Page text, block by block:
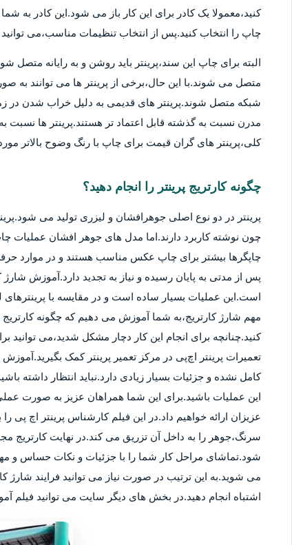
کنید،معمولا یک کادر برای این کار باز می شود.این کادر به
چاپ را انتخاب کنید.پس از انتخاب تنظیمات مناسب،می
متصل می شوند.با این حال،برخی از پرینتر ها می توانند به
شبکه متصل شوند.پرینتر های قدیمی به دلیل خراب شدن در
مدرن نسبت به گذشته قابل اعتماد تر هستند.پرینتر ها نسبت
کلی،پرینتر های گران قیمت برای چاپ با رنگ وضوح بالاتر
چگونه کارتریج پرینتر را انجام دهید؟
پرینتر در دو نوع اصلی جوهرافشان و لیزری تولید می
چون نوشته کاربرد دارند.اما مدل های جوهر افشان عملیات
چاپگرها بیشتر برای چاپ عکس مناسب هستند و در موارد
پس از مدتی به پایان رسیده و نیاز به تجدید دارد.آموزش
است.این عملیات بسیار ساده است و در مقایسه با
مهم شارژ کارتریج،به شما آموزش می دهیم که چگونه
کنید.چنانچه برای انجام این کار دچار مشکل شدید،می
تعمیرات پرینتر اچ‌پی در مرکز تعمیر پرینتر کمک
کامل نشده و جزئیات بسیار زیادی دارد.نباید انتظار داشته
این عملیات باشید.برای این شما همراهان عزیز به صورت
عزیزان ارائه خواهیم داد.در این فیلم کارشناس پرینتر اچ پی
سرنگ،جوهر را به داخل آن تزریق می کند.در نهایت کارتریج
شود.تماشای مراحل کار شما را با جزئیات و نکات حساس و
می شوید.به این ترتیب در صورت نیاز می توانید فرایند
اشتباه انجام دهید.در بخش های دیگر سایت می توانید فیلم